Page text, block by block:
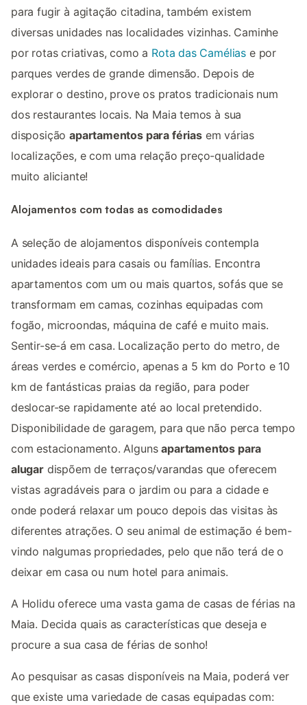
para fugir à agitação citadina, também existem
diversas unidades nas localidades vizinhas. Caminhe
por rotas criativas, como a Rota das Camélias e por
parques verdes de grande dimensão. Depois de
explorar o destino, prove os pratos tradicionais num
dos restaurantes locais. Na Maia temos à sua
disposiçãoapartamentos para fériasem várias
localizações, e com uma relação preço-qualidade
muito aliciante!
Alojamentos com todas as comodidades
A seleção de alojamentos disponíveis contempla
unidades ideais para casais ou famílias. Encontra
apartamentos com um ou mais quartos, sofás que se
transformam em camas, cozinhas equipadas com
fogão, microondas, máquina de café e muito mais.
Sentir-se-á em casa. Localização perto do metro, de
áreas verdes e comércio, apenas a 5 km do Porto e 10
km de fantásticas praias da região, para poder
deslocar-se rapidamente até ao local pretendido.
Disponibilidade de garagem, para que não perca tempo
com estacionamento. Algunsapartamentos para
alugardispõem de terraços/varandas que oferecem
vistas agradáveis para o jardim ou para a cidade e
onde poderá relaxar um pouco depois das visitas às
diferentes atrações. O seu animal de estimação é bem-
vindo nalgumas propriedades, pelo que não terá de o
deixar em casa ou num hotel para animais.
A Holidu oferece uma vasta gama de casas de férias na
Maia. Decida quais as características que deseja e
procure a sua casa de férias de sonho!
Ao pesquisar as casas disponíveis na Maia, poderá ver
que existe uma variedade de casas equipadas com: